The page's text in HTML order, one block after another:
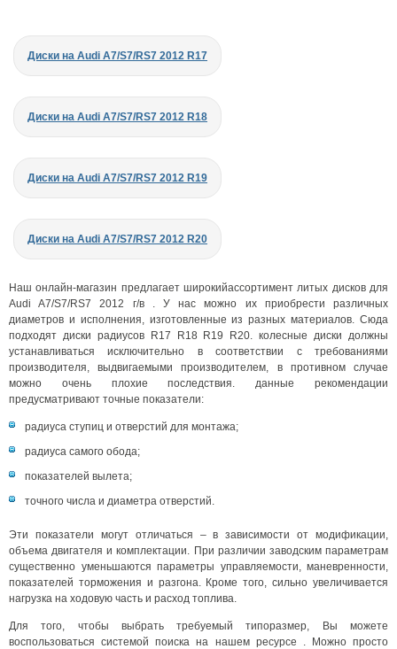
Диски на Audi A7/S7/RS7 2012 R17
Диски на Audi A7/S7/RS7 2012 R18
Диски на Audi A7/S7/RS7 2012 R19
Диски на Audi A7/S7/RS7 2012 R20
Наш онлайн-магазин предлагает широкийассортимент литых дисков для
Audi A7/S7/RS7 2012 г/в . У нас можно их приобрести различных
диаметров и исполнения, изготовленные из разных материалов. Сюда
подходят диски радиусов R17 R18 R19 R20. колесные диски должны
устанавливаться исключительно в соответствии с требованиями
производителя, выдвигаемыми производителем, в противном случае
можно очень плохие последствия. данные рекомендации
предусматривают точные показатели:
радиуса ступиц и отверстий для монтажа;
радиуса самого обода;
показателей вылета;
точного числа и диаметра отверстий.
Эти показатели могут отличаться – в зависимости от модификации,
объема двигателя и комплектации. При различии заводским параметрам
существенно уменьшаются параметры управляемости, маневренности,
показателей торможения и разгона. Кроме того, сильно увеличивается
нагрузка на ходовую часть и расход топлива.
Для того, чтобы выбрать требуемый типоразмер, Вы можете
воспользоваться системой поиска на нашем ресурсе . Можно просто